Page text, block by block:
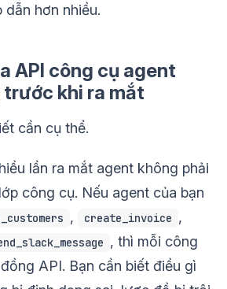
hơn nhiều.
API công cụ agent
khi ra mắt
cần cụ thể.
lần ra mắt agent không phải
công cụ. Nếu agent của bạn
, create_invoice ,
, thì mỗi công
API. Bạn cần biết điều gì